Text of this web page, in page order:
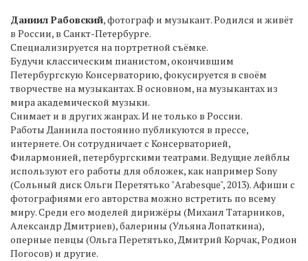
Даниил Рабовский, фотограф и музыкант. Родился и живёт
в России, в Санкт-Петербурге.
Специализируется на портретной съёмке.
Будучи классическим пианистом, окончившим
Петербургскую Консерваторию, фокусируется в своём
творчестве на музыкантах. В основном, на музыкантах из
мира академической музыки.
Снимает и в других жанрах. И не только в России.
Работы Даниила постоянно публикуются в прессе,
интернете. Он сотрудничает с Консерваторией,
Филармонией, петербургскими театрами. Ведущие лейблы
используют его работы для обложек, как например Sony
(Сольный диск Ольги Перетятько "Arabesque", 2013). Афиши с
фотографиями его авторства можно встретить по всему
миру. Среди его моделей дирижёры (Михаил Татарников,
Александр Дмитриев), балерины (Ульяна Лопаткина),
оперные певцы (Ольга Перетятько, Дмитрий Корчак, Родион
Погосов) и другие.